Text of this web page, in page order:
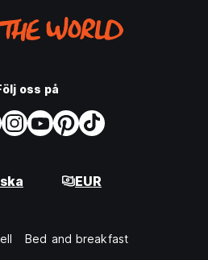
oss på
EUR
Bed and breakfast